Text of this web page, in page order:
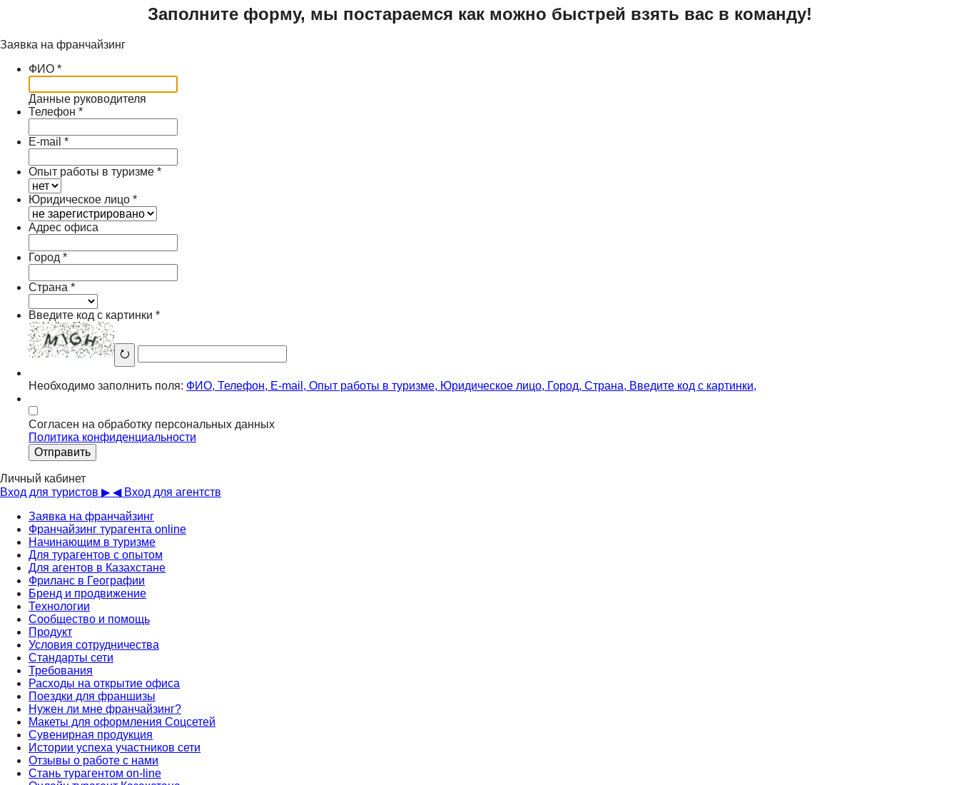
Заполните форму, мы постараемся как можно быстрей взять вас в команду!
Заявка на франчайзинг
ФИО *
Данные руководителя
Телефон *
E-mail *
Опыт работы в туризме *
Юридическое лицо *
Адрес офиса
Город *
Страна *
Введите код с картинки *
⭮
Необходимо заполнить поля: ФИО, Телефон, E-mail , Опыт работы в туризме, Юридическое лицо, Город, Страна, Введите код с картинки,
Согласен на обработку персональных данных
Политика конфиденциальности
Отправить
Личный кабинет
Вход для туристов ▶ ◀ Вход для агентств
Заявка на франчайзинг
Франчайзинг турагента online
Начинающим в туризме
Для турагентов с опытом
Для агентов в Казахстане
Фриланс в Географии
Бренд и продвижение
Технологии
Сообщество и помощь
Продукт
Условия сотрудничества
Стандарты сети
Требования
Расходы на открытие офиса
Поездки для франшизы
Нужен ли мне франчайзинг?
Макеты для оформления Соцсетей
Сувенирная продукция
Истории успеха участников сети
Отзывы о работе с нами
Стань турагентом on-line